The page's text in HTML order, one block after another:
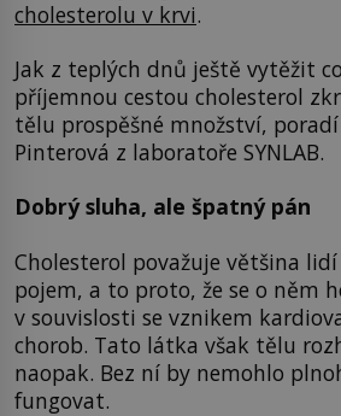
cholesterolu v krvi.
Jak z teplých dnů ještě vytěžit
příjemnou cestou cholesterol
tělu prospěšné množství,
Pinterová z laboratoře SYNLAB.
Dobrý sluha, ale špatný pán
Cholesterol považuje většina
pojem, a to proto, že se o něm
v souvislosti se vznikem
chorob. Tato látka však tělu
naopak. Bez ní by nemohlo
fungovat.